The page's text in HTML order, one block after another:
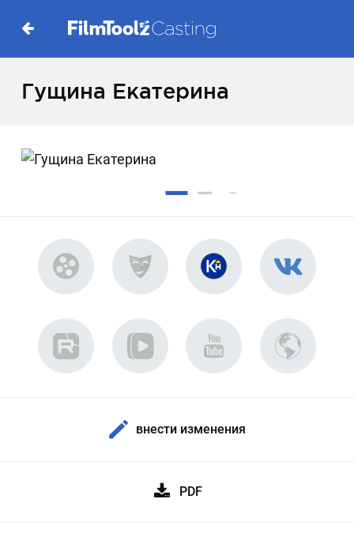
Гущина Екатерина
внести изменения
PDF